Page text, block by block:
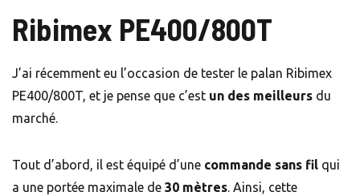
Ribimex PE400/800T
J’ai récemment eu l’occasion de tester le palan Ribimex
PE400/800T, et je pense que c’est un des meilleurs du
marché.
Tout d’abord, il est équipé d’une commande sans fil qui
a une portée maximale de 30 mètres. Ainsi, cette